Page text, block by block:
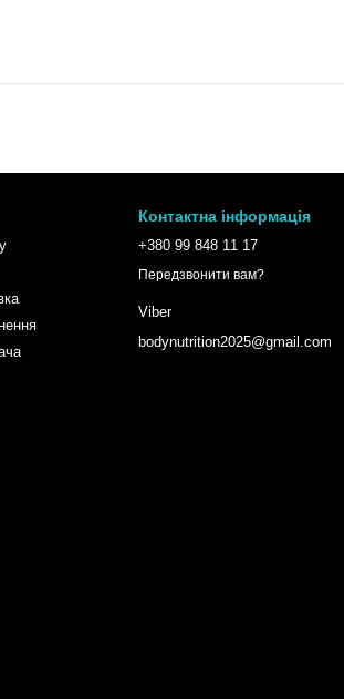
Контактна інформація
+380 99 848 11 17
Передзвонити вам?
Viber
bodynutrition2025@gmail.com